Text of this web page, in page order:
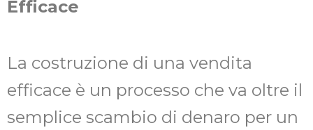
Efficace
La costruzione di una vendita
efficace è un processo che va oltre il
semplice scambio di denaro per un